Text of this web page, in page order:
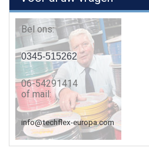
Bel ons:
0345-515262
06-54291414
of mail:
info@techflex-europa.com